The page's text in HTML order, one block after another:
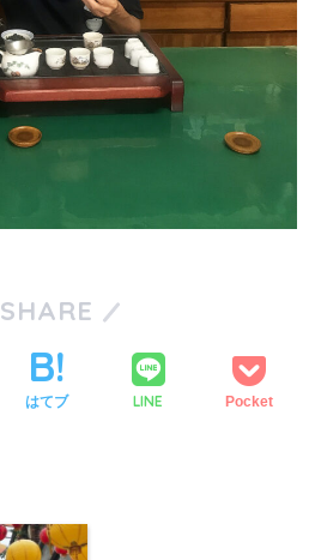
SHARE
はてブ LINE Pocket